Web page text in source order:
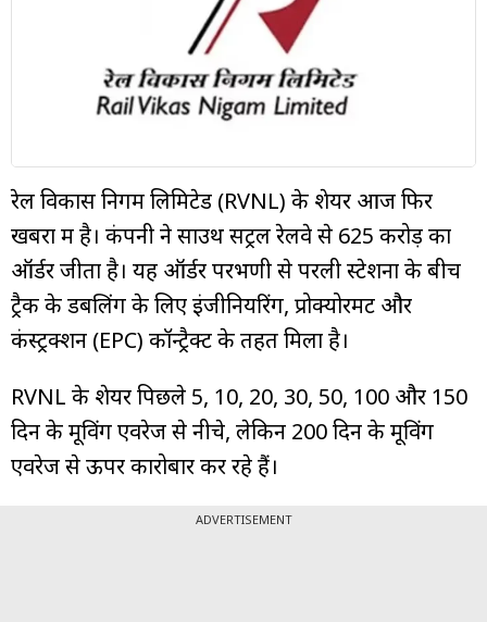
म्यूचुअल
रेल विकास निगम लिमिटेड (RVNL) के शेयर आज फिर
खबरों में है। कंपनी ने साउथ सेंट्रल रेलवे से ₹625 करोड़ का
ऑर्डर जीता है। यह ऑर्डर परभणी से परली स्टेशनों के बीच
ट्रैक के डबलिंग के लिए इंजीनियरिंग, प्रोक्योरमेंट और
कंस्ट्रक्शन (EPC) कॉन्ट्रैक्ट के तहत मिला है।
RVNL के शेयर पिछले 5, 10, 20, 30, 50, 100 और 150
दिन के मूविंग एवरेज से नीचे, लेकिन 200 दिन के मूविंग
एवरेज से ऊपर कारोबार कर रहे हैं।
ADVERTISEMENT